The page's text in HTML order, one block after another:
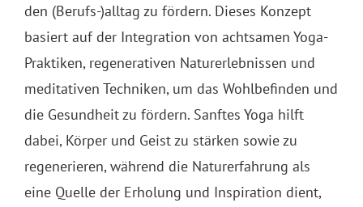
den (Berufs-)alltag zu fördern. Dieses Konzept
basiert auf der Integration von achtsamen Yoga-
Praktiken, regenerativen Naturerlebnissen und
meditativen Techniken, um das Wohlbefinden und
die Gesundheit zu fördern. Sanftes Yoga hilft
dabei, Körper und Geist zu stärken sowie zu
regenerieren, während die Naturerfahrung als
eine Quelle der Erholung und Inspiration dient,